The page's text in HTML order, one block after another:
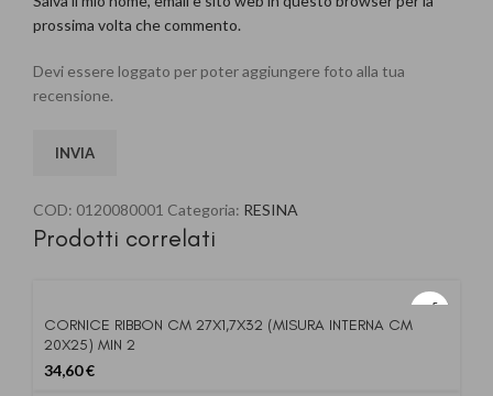
prossima volta che commento.
Devi essere loggato per poter aggiungere foto alla tua
recensione.
COD: 0120080001 Categoria: RESINA
Prodotti correlati
CORNICE RIBBON CM 27X1,7X32 (MISURA INTERNA CM
20X25) MIN 2
34,60€